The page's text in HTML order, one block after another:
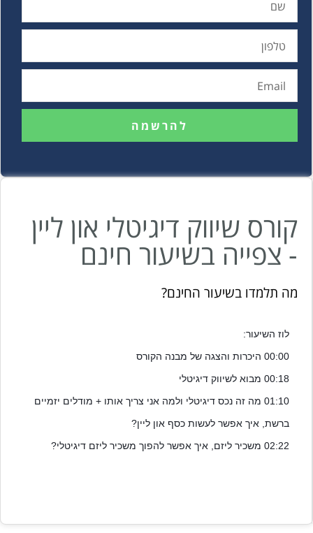
להרשמה
קורס שיווק דיגיטלי און ליין
- צפייה בשיעור חינם
מה תלמדו בשיעור החינם?
לוז השיעור:
00:00 היכרות והצגה של מבנה הקורס
00:18 מבוא לשיווק דיגיטלי
ברשת, איך אפשר לעשות כסף און ליין?
02:22 משכיר ליזם, איך אפשר להפוך משכיר ליזם דיגיטלי?